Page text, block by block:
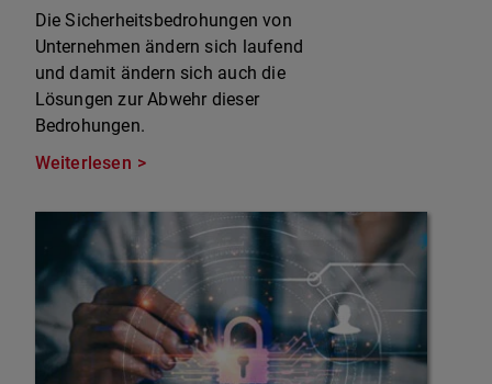
Die Sicherheitsbedrohungen von
Unternehmen ändern sich laufend
und damit ändern sich auch die
Lösungen zur Abwehr dieser
Bedrohungen.
Weiterlesen